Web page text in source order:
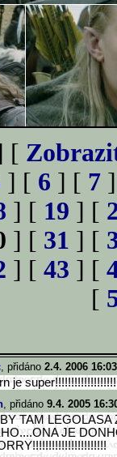
[
] [ 6 ] [ 7
] [ 19 ] [
] [ 31 ] [
] [ 43 ] [
[
, přidáno 2.4. 2006
je
, přidáno 9.4. 2005
TAM LEGOLASA
JE
!